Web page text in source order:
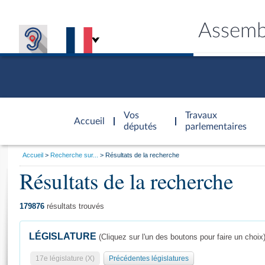
Accueil
d'accueil
Vos
députés
Travaux
parlementaires
Général
Vous
Accueil Recherche sur... Résultats de la recherche
Résultats de la recherche
179876 résultats trouvés
LÉGISLATURE (Cliquez sur l'un des boutons pour faire un choix)
17e législature (X) Précédentes législatures